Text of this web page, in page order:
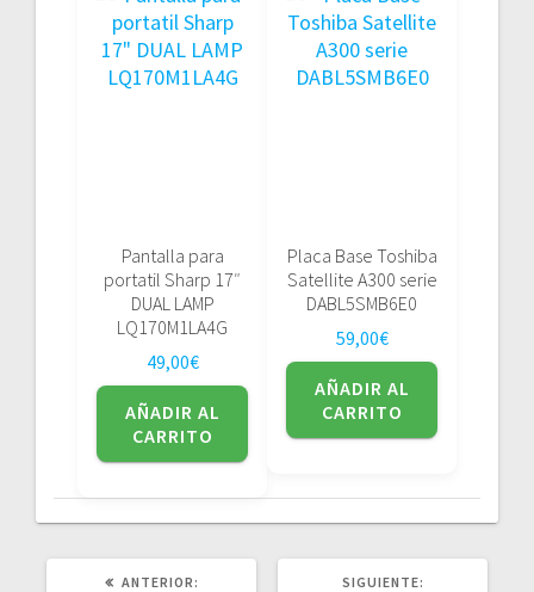
Pantalla para
portatil Sharp 17″
DUAL LAMP
LQ170M1LA4G
49,00€
AÑADIR AL
CARRITO
Placa Base Toshiba
Satellite A300 serie
DABL5SMB6E0
59,00€
AÑADIR AL
CARRITO
ANTERIOR: SIGUIENTE: